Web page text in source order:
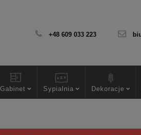
+48 609 033 223
Gabinet Sypialnia Dekoracje